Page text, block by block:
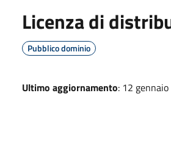
Licenza di
Pubblico dominio
Ultimo aggiornamento: 12